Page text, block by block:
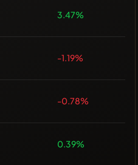
3.47%
-1.19%
-0.78%
0.39%